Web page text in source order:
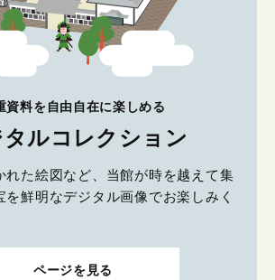
資料を自由自在に楽しめる
ルコレクション
れた絵図など、当館が時を越えて集
を鮮明なデジタル画像でお楽しみく
ページを見る